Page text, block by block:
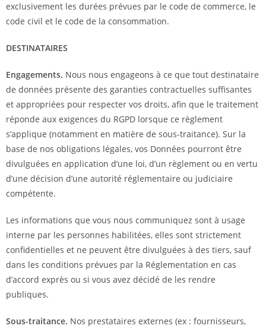
exclusivement les durées prévues par le code de commerce, le
code civil et le code de la consommation.
DESTINATAIRES
Engagements. Nous nous engageons à ce que tout destinataire
de données présente des garanties contractuelles suffisantes
et appropriées pour respecter vos droits, afin que le traitement
réponde aux exigences du RGPD lorsque ce règlement
s’applique (notamment en matière de sous-traitance). Sur la
base de nos obligations légales, vos Données pourront être
divulguées en application d’une loi, d’un règlement ou en vertu
d’une décision d’une autorité réglementaire ou judiciaire
compétente.
Les informations que vous nous communiquez sont à usage
interne par les personnes habilitées, elles sont strictement
confidentielles et ne peuvent être divulguées à des tiers, sauf
dans les conditions prévues par la Réglementation en cas
d’accord exprès ou si vous avez décidé de les rendre
publiques.
Sous-traitance. Nos prestataires externes (ex : fournisseurs,